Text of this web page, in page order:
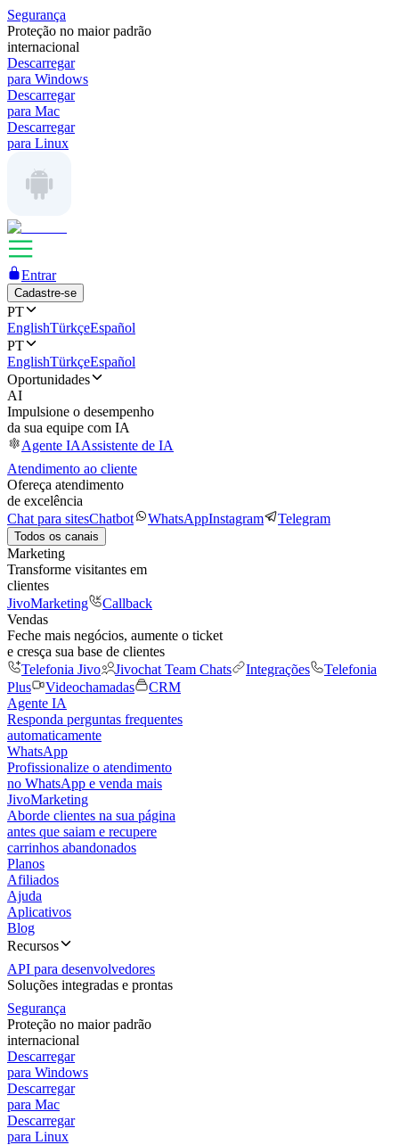
Segurança
Proteção no maior padrão
internacional
Descarregar
para Windows
Descarregar
para Mac
Descarregar
para Linux
Entrar
Cadastre-se
PT
EnglishTürkçeEspañol
PT
EnglishTürkçeEspañol
Oportunidades
AI
Impulsione o desempenho
da sua equipe com IA
Agente IAAssistente de IA
Atendimento ao cliente
Ofereça atendimento
de excelência
Chat para sitesChatbot WhatsAppInstagram Telegram
Todos os canais
Marketing
Transforme visitantes em
clientes
JivoMarketing
Callback
Vendas
Feche mais negócios, aumente o ticket
e cresça sua base de clientes
Telefonia Jivo
Jivochat Team Chats Integrações
Telefonia
Plus
Videochamadas
CRM
Agente IA
Responda perguntas frequentes
automaticamente
WhatsApp
Profissionalize o atendimento
no WhatsApp e venda mais
JivoMarketing
Aborde clientes na sua página
antes que saiam e recupere
carrinhos abandonados
Planos
Afiliados
Ajuda
Aplicativos
Blog
Recursos
API para desenvolvedores
Soluções integradas e prontas
Segurança
Proteção no maior padrão
internacional
Descarregar
para Windows
Descarregar
para Mac
Descarregar
para Linux